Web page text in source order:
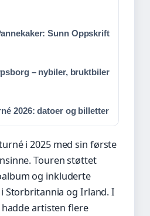
Sunn Oppskrift
– nybiler, bruktbiler
2026: datoer og billetter
i 2025 med sin første
Touren støttet
og inkluderte
Storbritannia og Irland. I
artisten flere